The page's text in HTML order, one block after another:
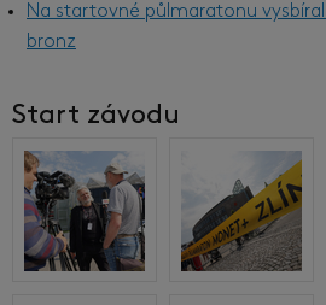
Na startovné půlmaratonu
bronz
Start závodu